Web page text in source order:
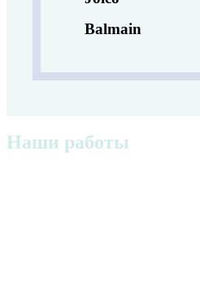
Balmain
Наши работы